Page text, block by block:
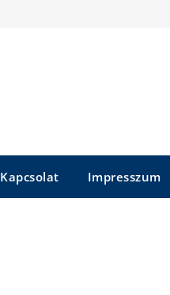
Kapcsolat Impresszum